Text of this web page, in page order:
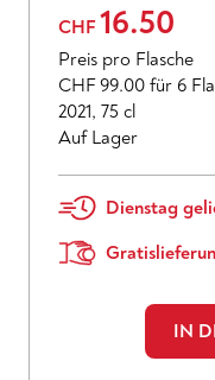
CHF 16.50
Preis pro Flasche
CHF 99.00 für 6
2021, 75 cl
Auf Lager
Dienstag
IN